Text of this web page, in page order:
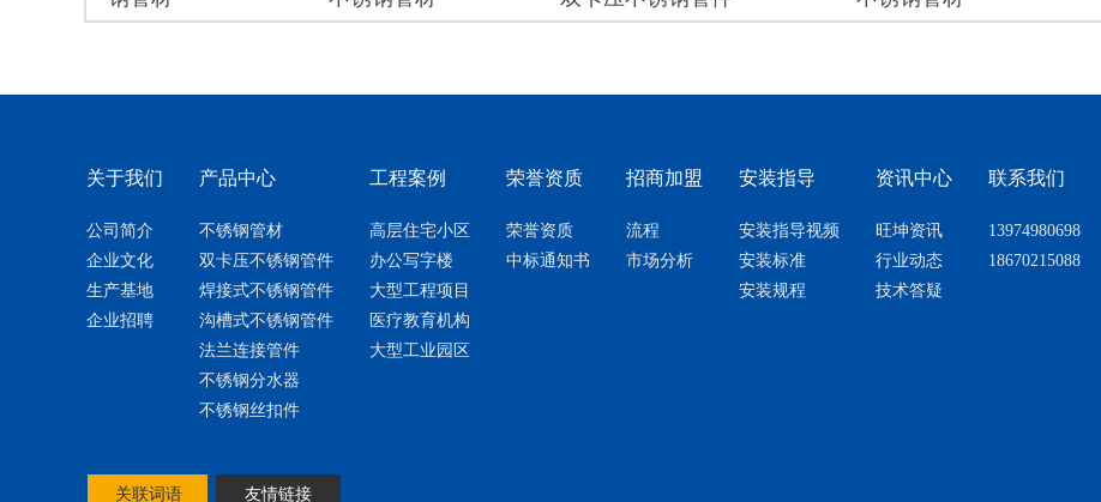
关于我们
公司简介
企业文化
生产基地
企业招聘
产品中心
不锈钢管材
双卡压不锈钢管件
焊接式不锈钢管件
沟槽式不锈钢管件
法兰连接管件
不锈钢分水器
不锈钢丝扣件
工程案例
高层住宅小区
办公写字楼
大型工程项目
医疗教育机构
大型工业园区
荣誉资质
荣誉资质
中标通知书
招商加盟
流程
市场分析
安装指导
安装指导视频
安装标准
安装规程
资讯中心
旺坤资讯
行业动态
技术答疑
联系我们
13974980698
18670215088
关联词语 友情链接